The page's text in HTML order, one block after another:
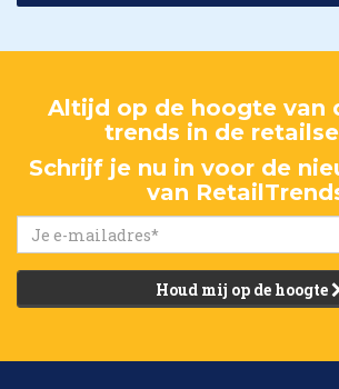
Altijd op de hoogte van
trends in de
Schrijf je nu in voor de
van
Houd mij op de hoogte